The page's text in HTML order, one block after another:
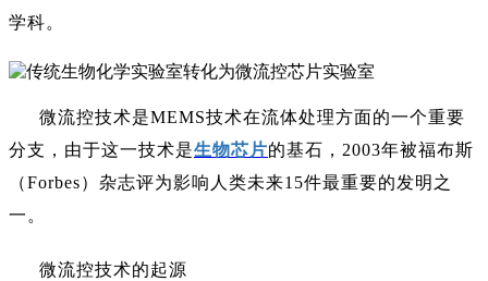
学科。
微流控技术是MEMS技术在流体处理方面的一个重要
分支，由于这一技术是生物芯片的基石， 2003年被福布斯
（Forbes）杂志评为影响人类未来15件最重要的发明之
一。
微流控技术的起源